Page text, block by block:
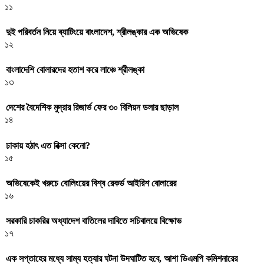
১১
দুই পরিবর্তন নিয়ে ব্যাটিংয়ে বাংলাদেশ, শ্রীলঙ্কার এক অভিষেক
১২
বাংলাদেশি বোলারদের হতাশ করে লাঞ্চে শ্রীলঙ্কা
১৩
দেশের বৈদেশিক মুদ্রার রিজার্ভ ফের ৩০ বিলিয়ন ডলার ছাড়াল
১৪
ঢাকায় হঠাৎ এত রিক্সা কেনো?
১৫
অভিষেকেই খরুচে বোলিংয়ের বিশ্ব রেকর্ড আইরিশ বোলারের
১৬
সরকারি চাকরির অধ্যাদেশ বাতিলের দাবিতে সচিবালয়ে বিক্ষোভ
১৭
এক সপ্তাহের মধ্যে সাম্য হত্যার ঘটনা উদঘাটিত হবে, আশা ডিএমপি কমিশনারের